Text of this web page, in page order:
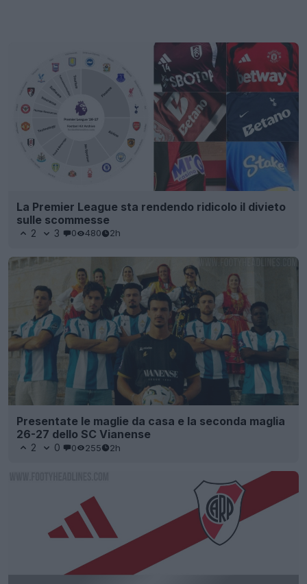
La Premier League sta rendendo ridicolo il divieto
sulle scommesse
2 3 0 480 2h
Presentate le maglie da casa e la seconda maglia
26-27 dello SC Vianense
2 0 0 255 2h